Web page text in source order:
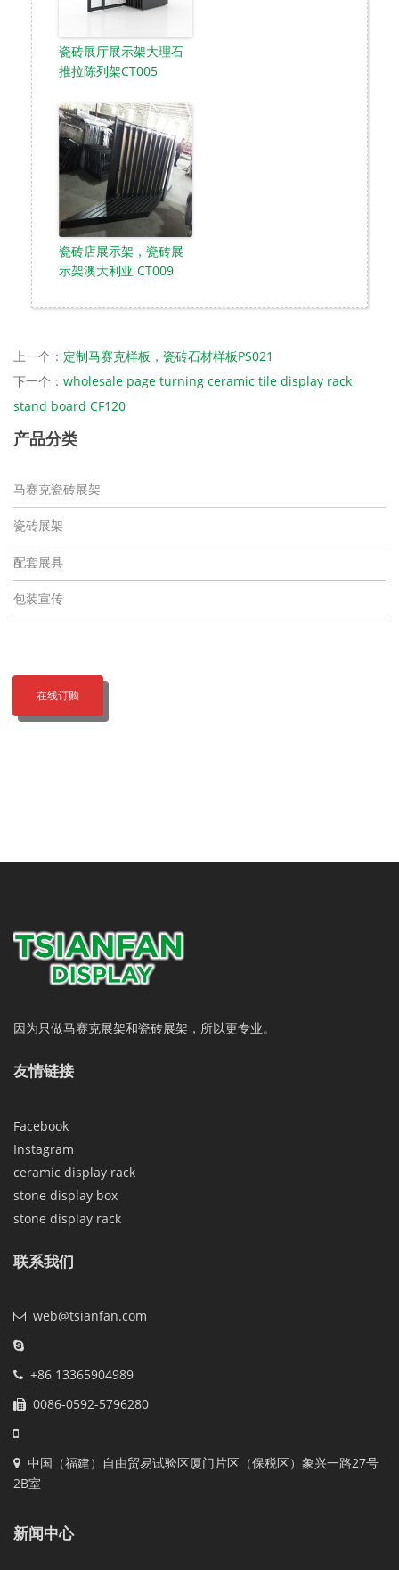
瓷砖展厅展示架大理石
推拉陈列架CT005
瓷砖店展示架，瓷砖展
示架澳大利亚 CT009
上一个： 定制马赛克样板，瓷砖石材样板PS021
下一个： wholesale page turning ceramic tile display rack
stand board CF120
产品分类
马赛克瓷砖展架
瓷砖展架
配套展具
包装宣传
在线订购
因为只做马赛克展架和瓷砖展架，所以更专业。
友情链接
Facebook
Instagram
ceramic display rack
stone display box
stone display rack
联系我们
web@tsianfan.com
+86 13365904989
0086-0592-5796280
中国（福建）自由贸易试验区厦门片区（保税区）象兴一路27号
2B室
新闻中心